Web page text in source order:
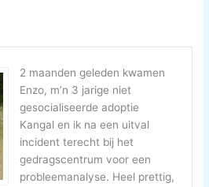
2 maanden geleden kwamen
Enzo, m’n 3 jarige niet
gesocialiseerde adoptie
Kangal en ik na een uitval
incident terecht bij het
gedragscentrum voor een
probleemanalyse. Heel prettig,